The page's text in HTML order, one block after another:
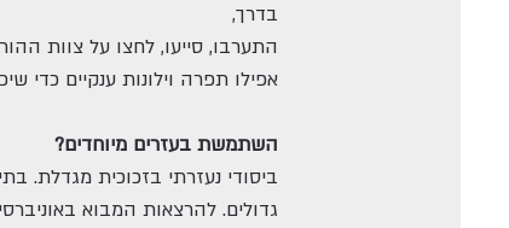
בדרך,
התערבו, סייעו, לחצו על צוות
אפילו תפרה וילונות ענקיים כדי
השתמשת בעזרים מיוחדים?
ביסודי נעזרתי בזכוכית מגדלת.
גדולים. להרצאות המבוא